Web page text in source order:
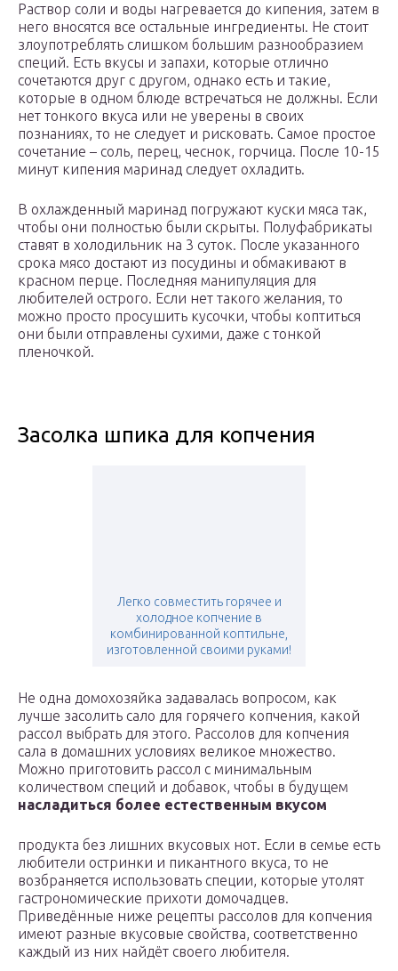
Раствор соли и воды нагревается до кипения, затем в
него вносятся все остальные ингредиенты. Не стоит
злоупотреблять слишком большим разнообразием
специй. Есть вкусы и запахи, которые отлично
сочетаются друг с другом, однако есть и такие,
которые в одном блюде встречаться не должны. Если
нет тонкого вкуса или не уверены в своих
познаниях, то не следует и рисковать. Самое простое
сочетание – соль, перец, чеснок, горчица. После 10-15
минут кипения маринад следует охладить.
В охлажденный маринад погружают куски мяса так,
чтобы они полностью были скрыты. Полуфабрикаты
ставят в холодильник на 3 суток. После указанного
срока мясо достают из посудины и обмакивают в
красном перце. Последняя манипуляция для
любителей острого. Если нет такого желания, то
можно просто просушить кусочки, чтобы коптиться
они были отправлены сухими, даже с тонкой
пленочкой.
Засолка шпика для копчения
Легко совместить горячее и
холодное копчение в
комбинированной коптильне,
изготовленной своими руками!
Не одна домохозяйка задавалась вопросом, как
лучше засолить сало для горячего копчения, какой
рассол выбрать для этого. Рассолов для копчения
сала в домашних условиях великое множество.
Можно приготовить рассол с минимальным
количеством специй и добавок, чтобы в будущем
насладиться более естественным вкусом
продукта без лишних вкусовых нот. Если в семье есть
любители остринки и пикантного вкуса, то не
возбраняется использовать специи, которые утолят
гастрономические прихоти домочадцев.
Приведённые ниже рецепты рассолов для копчения
имеют разные вкусовые свойства, соответственно
каждый из них найдёт своего любителя.